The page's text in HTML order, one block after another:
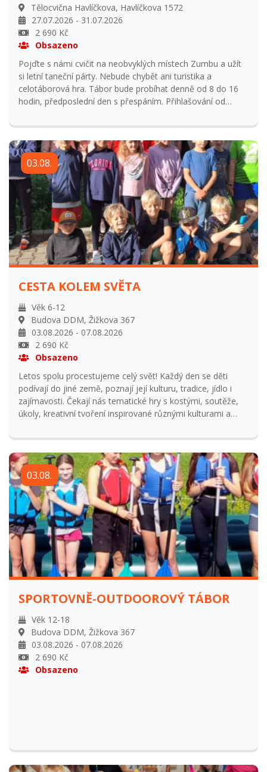
Tělocvična Havlíčkova, Havlíčkova 1572
27.07.2026 - 31.07.2026
2 690 Kč
Obsazeno
Pojďte s námi cvičit na neobvyklých místech Zumbu a užít
si letní taneční párty. Nebude chybět ani turistika a
celotáborová hra. Tábor bude probíhat denně od 8 do 16
hodin, předposlední den s přespáním. Přihlašování od
navýšení ceny o 15% z ceny tábora a odsouhlasení s
vedoucím tábora. Storno podmínky: Vratka 95% při
odhlášení do 31. května. Vratka 50% při odhlášení od 31.
května do začátku tábora. Vratka 0% při odhlášení na
začátku tábora.
03.08.
CESTA KOLEM SVĚTA
Věk 6-12
Budova DDM, Žižkova 367
03.08.2026 - 07.08.2026
2 690 Kč
Obsazeno
Letos spolu procestujeme celý svět! Každý den se děti
podívají do jiné země, poznají její kulturu, tradice, jídlo i
zajímavosti. Čekají nás tematické hry s kostými, soutěže,
úkoly, kreativní tvoření inspirované různými kulturami a
díky kterým se táborníci dozvědí spoustu nových věcí – a
ještě se u to skvěle pobaví. Tábor je vhodný pro všechny
malé dobrodruhy, kteří rádi objevují nové věci a mají rádi
zábavu i týmového ducha. Tábor bude probíhat denně od 8
do 16 hodin, předposlední den s přespáním. Přihlašování
od 1.1.2026 do 31.5.2026 Přihlášení po uzavření
přihlašování navýšení ceny o 15% z ceny tábora a
odsouhlasení s vedoucím tábora Storno podmínky: Vratka
95% při odhlášení do 31. května. Vratka 50% při odhlášení
od 31. května do začátku tábora. Vratka 0% při odhlášení
na začátku tábora.
03.08.
SPORTOVNĚ-OUTDOOROVÝ TÁBOR
Věk 12-18
Budova DDM, Žižkova 367
03.08.2026 - 07.08.2026
2 690 Kč
Obsazeno